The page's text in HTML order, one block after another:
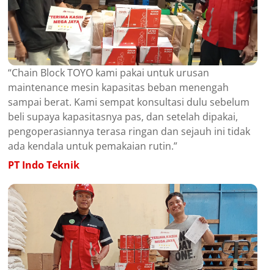
“Chain Block TOYO kami pakai untuk urusan
maintenance mesin kapasitas beban menengah
sampai berat. Kami sempat konsultasi dulu sebelum
beli supaya kapasitasnya pas, dan setelah dipakai,
pengoperasiannya terasa ringan dan sejauh ini tidak
ada kendala untuk pemakaian rutin.”
PT Indo Teknik